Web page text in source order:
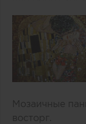
Мозаичные
восторг.